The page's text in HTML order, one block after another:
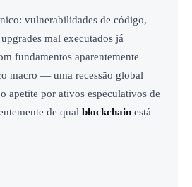
vulnerabilidades de código,
mal executados já
fundamentos aparentemente
macro — uma recessão global
apetite por ativos especulativos de
de qual blockchain está